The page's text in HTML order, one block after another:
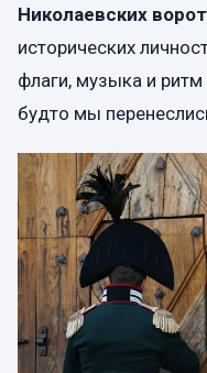
Николаевских
исторических
флаги, музыка и
будто мы